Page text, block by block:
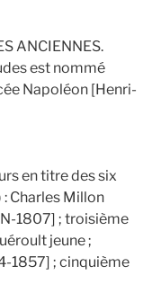
ANCIENNES.
est nommé
Napoléon [Henri-
en titre des six
Charles Millon
1807] ; troisième
jeune ;
1857] ; cinquième